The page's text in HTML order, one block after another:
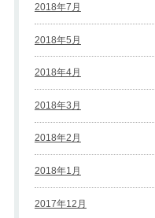
2018年7月
2018年5月
2018年4月
2018年3月
2018年2月
2018年1月
2017年12月